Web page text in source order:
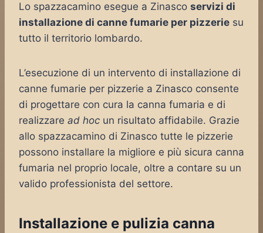
Lo spazzacamino esegue a Zinasco servizi di
installazione di canne fumarie per pizzerie su
tutto il territorio lombardo.
L’esecuzione di un intervento di installazione di
canne fumarie per pizzerie a Zinasco consente
di progettare con cura la canna fumaria e di
realizzare ad hoc un risultato affidabile. Grazie
allo spazzacamino di Zinasco tutte le pizzerie
possono installare la migliore e più sicura canna
fumaria nel proprio locale, oltre a contare su un
valido professionista del settore.
Installazione e pulizia canna